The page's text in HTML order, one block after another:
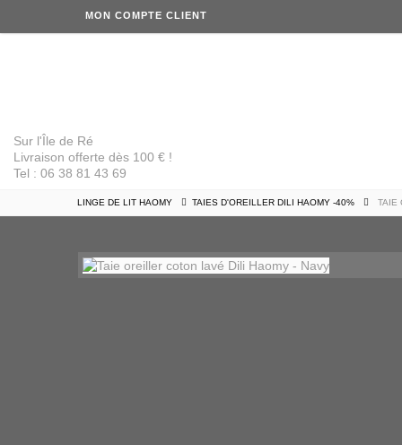
MON COMPTE CLIENT
Sur l'Île de Ré
Livraison offerte dès 100 € !
Tel : 06 38 81 43 69
LINGE DE LIT HAOMY TAIES D'OREILLER DILI HAOMY -40% TAIE